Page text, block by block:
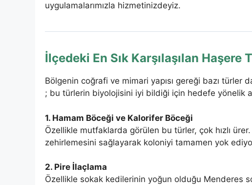
uygulamalarımızla hizmetinizdeyiz.
İlçedeki En Sık Karşılaşılan Haşere
Bölgenin coğrafi ve mimari yapısı gereği bazı türler
; bu türlerin biyolojisini iyi bildiği için hedefe yönelik
1. Hamam Böceği ve Kalorifer Böceği
Özellikle mutfaklarda görülen bu türler, çok hızlı
zehirlemesini sağlayarak koloniyi tamamen yok
2. Pire İlaçlama
Özellikle sokak kedilerinin yoğun olduğu Menderes